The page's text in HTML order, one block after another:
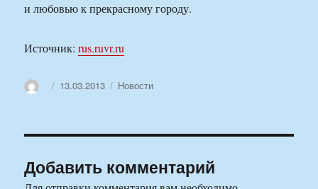
и любовью к прекрасному городу.
Источник:rus.ruvr.ru
АвторОпубликовано
13.03.2013 Рубрики
Новости
Добавить комментарий